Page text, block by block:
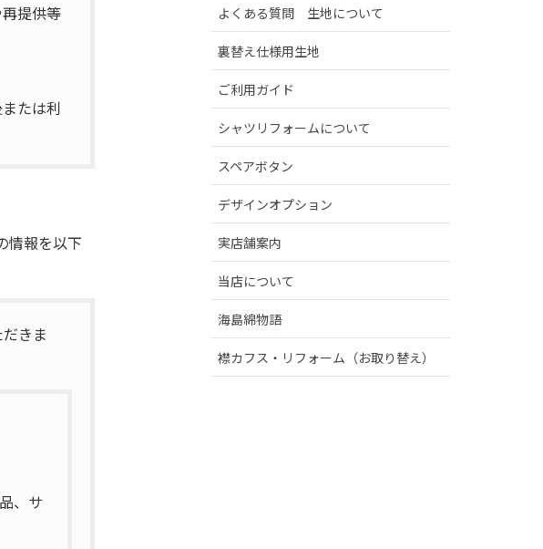
提供等
たは利
情報を以下
きま
、サ
よくある質問 生地について
裏替え仕様用生地
ご利用ガイド
シャツリフォームについて
スペアボタン
デザインオプション
実店舗案内
当店について
海島綿物語
襟カフス・リフォーム（お取り替え）